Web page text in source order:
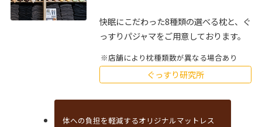
快眠にこだわった8種類の選べる枕と、ぐ
っすりパジャマをご用意しております。
店舗により枕種類数が異なる場合あり
ぐっすり研究所
体への負担を軽減するオリジナルマットレス